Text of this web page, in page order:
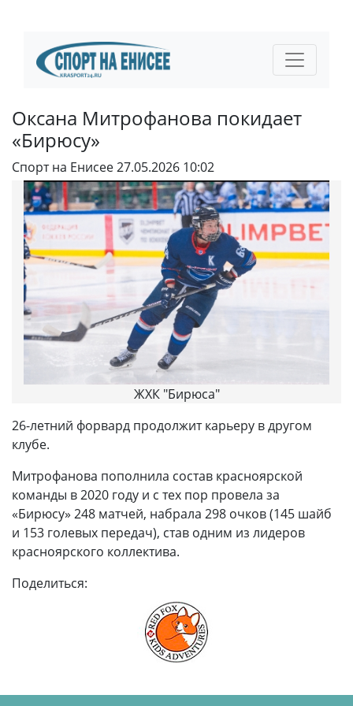
Оксана Митрофанова покидает
«Бирюсу»
Спорт на Енисее27.05.2026 10:02
ЖХК "Бирюса"
26-летний форвард продолжит карьеру в другом
клубе.
Митрофанова пополнила состав красноярской
команды в 2020 году и с тех пор провела за
«Бирюсу» 248 матчей, набрала 298 очков (145 шайб
и 153 голевых передач), став одним из лидеров
красноярского коллектива.
Поделиться: